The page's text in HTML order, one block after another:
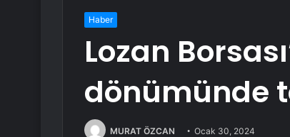
Haber
Lozan
dönümünde
MURAT ÖZCAN Ocak 30, 2024